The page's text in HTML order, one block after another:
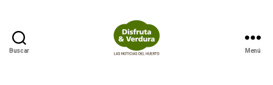
Buscar Menú